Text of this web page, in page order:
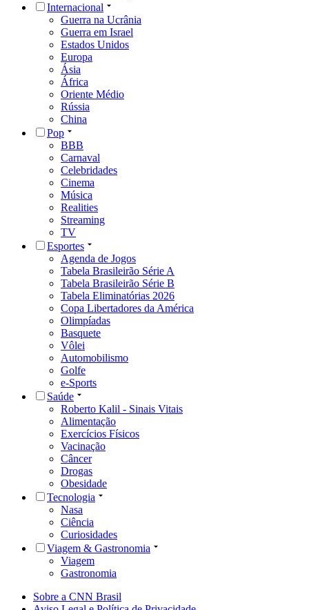
Internacional
Guerra na Ucrânia
Guerra em Israel
Estados Unidos
Europa
Ásia
África
Oriente Médio
Rússia
China
Pop
BBB
Carnaval
Celebridades
Cinema
Música
Realities
Streaming
TV
Esportes
Agenda de Jogos
Tabela Brasileirão Série A
Tabela Brasileirão Série B
Tabela Eliminatórias 2026
Copa Libertadores da América
Olimpíadas
Basquete
Vôlei
Automobilismo
Golfe
e-Sports
Saúde
Roberto Kalil - Sinais Vitais
Alimentação
Exercícios Físicos
Vacinação
Câncer
Drogas
Obesidade
Tecnologia
Nasa
Ciência
Curiosidades
Viagem & Gastronomia
Viagem
Gastronomia
Sobre a CNN Brasil